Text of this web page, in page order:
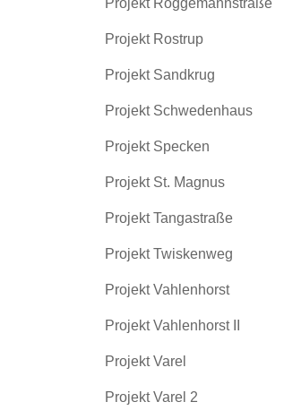
Projekt Rostrup
Projekt Sandkrug
Projekt Schwedenhaus
Projekt Specken
Projekt St. Magnus
Projekt Tangastraße
Projekt Twiskenweg
Projekt Vahlenhorst
Projekt Vahlenhorst II
Projekt Varel
Projekt Varel 2